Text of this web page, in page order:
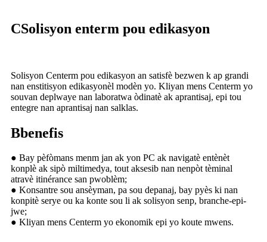
CSolisyon enterm pou edikasyon
Solisyon Centerm pou edikasyon an satisfè bezwen k ap grandi
nan enstitisyon edikasyonèl modèn yo. Kliyan mens Centerm yo
souvan deplwaye nan laboratwa òdinatè ak aprantisaj, epi tou
entegre nan aprantisaj nan salklas.
Bbenefis
● Bay pèfòmans menm jan ak yon PC ak navigatè entènèt
konplè ak sipò miltimedya, tout aksesib nan nenpòt tèminal
atravè itinérance san pwoblèm;
● Konsantre sou ansèyman, pa sou depanaj, bay pyès ki nan
konpitè serye ou ka konte sou li ak solisyon senp, branche-epi-
jwe;
● Kliyan mens Centerm yo ekonomik epi yo koute mwens.